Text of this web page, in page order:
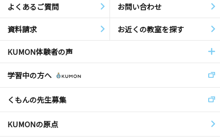
よくあるご質問 お問い合わせ
資料請求 お近くの教室を探す
KUMON体験者の声
学習中の方へ
くもんの先生募集
KUMONの原点